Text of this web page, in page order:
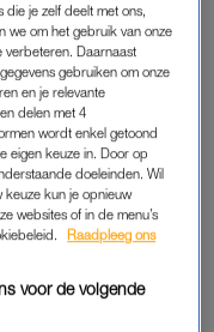
vorige weekopstapte
verloor vijf zetels en
de samenwerking
om links groter
namen genoemd,
wethouder
dit weekend weten
over en werd hij
die je zelf deelt met ons,
we om het gebruik van onze
verbeteren. Daarnaast
gebruiken om onze
en je relevante
delen met 4
wordt enkel getoond
eigen keuze in. Door op
doeleinden. Wil
keuze kun je opnieuw
websites of in de menu’s
Raadpleeg ons
voor de volgende